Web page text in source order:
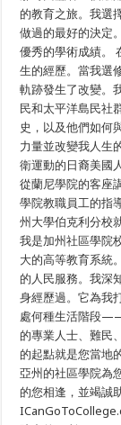
的教育之旅。我選
做過的最好的決定
優秀的學術成績。
生的經歷。當我選
軌跡發生了改變。
民和太平洋島民社
史，以及他們如何
力量並改變我人生
衛運動的日裔美國
從蘭尼學院的客座
學院教職員工的指
州大學伯克利分校
我是加州社區學院
大的高等教育系統
的人民服務。我深
身經歷過。它為我
處何種生活階段
的專業人士、難民
的起點就是您當地
亞州的社區學院為
的您相逢，並竭誠